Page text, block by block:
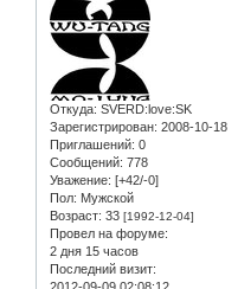
Откуда: SVERD:love:SK
Зарегистрирован: 2008-10-18
Приглашений: 0
Сообщений: 778
Уважение: [+42/-0]
Пол: Мужской
Возраст: 33 [1992-12-04]
Провел на форуме:
2 дня 15 часов
Последний визит: